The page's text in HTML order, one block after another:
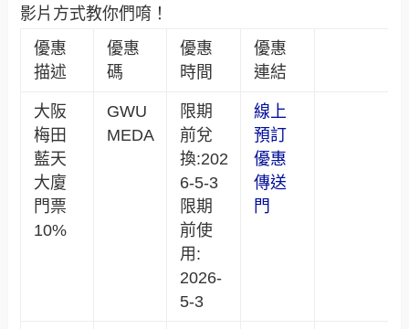
影片方式教你們唷！
優惠
描述
優惠
碼
優惠
時間
優惠
連結
大阪
梅田
藍天
大廈
門票
10%
GWU
MEDA
限期
前兌
換:202
6-5-3
限期
前使
用:
2026-
5-3
線上
預訂
優惠
傳送
門